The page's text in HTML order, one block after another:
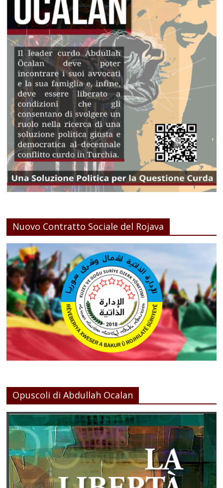
Nuovo Contratto Sociale del Rojava
Opuscoli di Abdullah Ocalan